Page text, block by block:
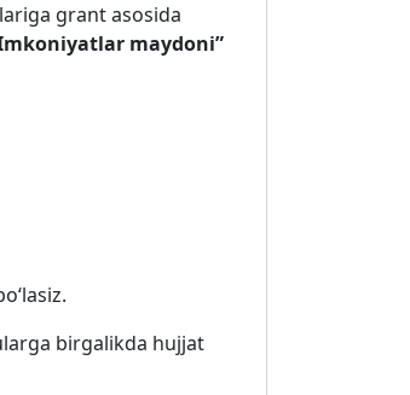
grant asosida
maydoni”
birgalikda hujjat